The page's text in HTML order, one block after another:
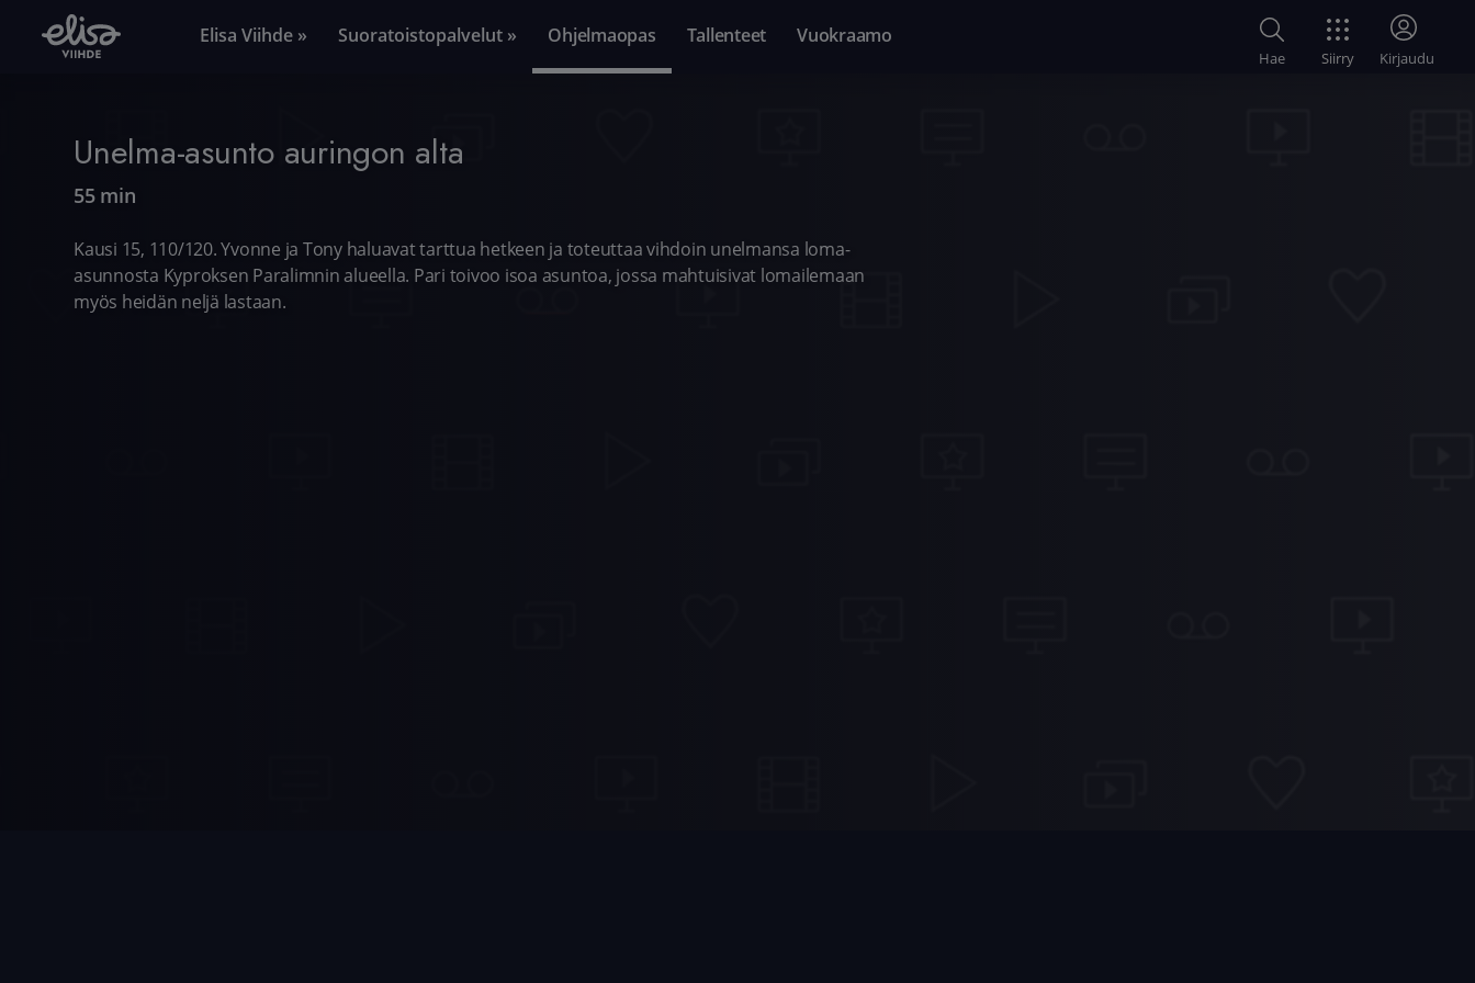
Elisa Viihde » Suoratoistopalvelut » Ohjelmaopas Tallenteet Vuokraamo
Hae Siirry Kirjaudu
Unelma-asunto auringon alta
55 min
Kausi 15, 110/120. Yvonne ja Tony haluavat tarttua hetkeen ja toteuttaa vihdoin unelmansa loma-
asunnosta Kyproksen Paralimnin alueella. Pari toivoo isoa asuntoa, jossa mahtuisivat lomailemaan
myös heidän neljä lastaan.